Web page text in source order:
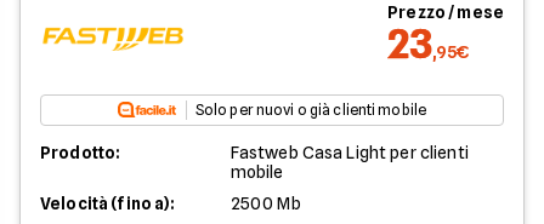
Prezzo / mese
23,95€
Solo per nuovi o già clienti mobile
Prodotto:
Fastweb Casa Light per clienti
mobile
Velocità (fino a):
2500 Mb